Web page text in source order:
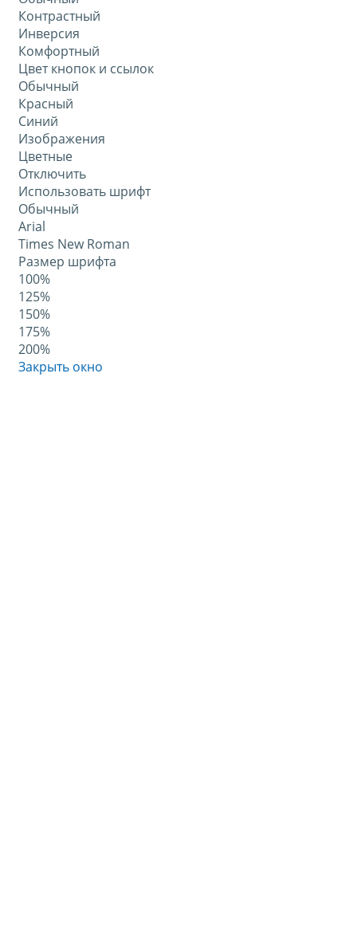
Контрастный
Инверсия
Комфортный
Цвет кнопок и ссылок
Обычный
Красный
Синий
Изображения
Цветные
Отключить
Использовать шрифт
Обычный
Arial
Times New Roman
Размер шрифта
100%
125%
150%
175%
200%
Закрыть окно